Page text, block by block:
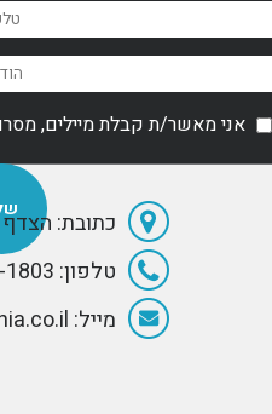
אני מאשר/ת קבלת מיילים,
כתובת: הצדף 1, מרינה
טלפון: 072-334-1803
מייל: Info@Sea-mania.co.il